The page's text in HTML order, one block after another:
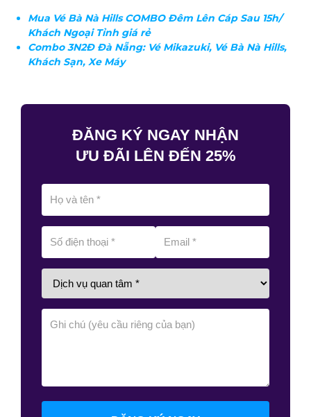
Mua Vé Bà Nà Hills COMBO Đêm Lên Cáp Sau 15h/
Khách Ngoại Tỉnh giá rẻ
Combo 3N2Đ Đà Nẵng: Vé Mikazuki, Vé Bà Nà Hills,
Khách Sạn, Xe Máy
ĐĂNG KÝ NGAY NHẬN
ƯU ĐÃI LÊN ĐẾN 25%